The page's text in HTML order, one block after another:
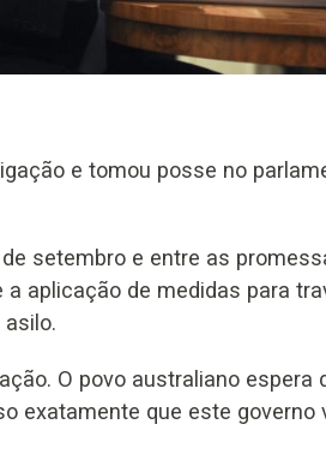
e tomou posse no
setembro e entre as
aplicação de medidas para
O povo australiano espera
exatamente que este governo